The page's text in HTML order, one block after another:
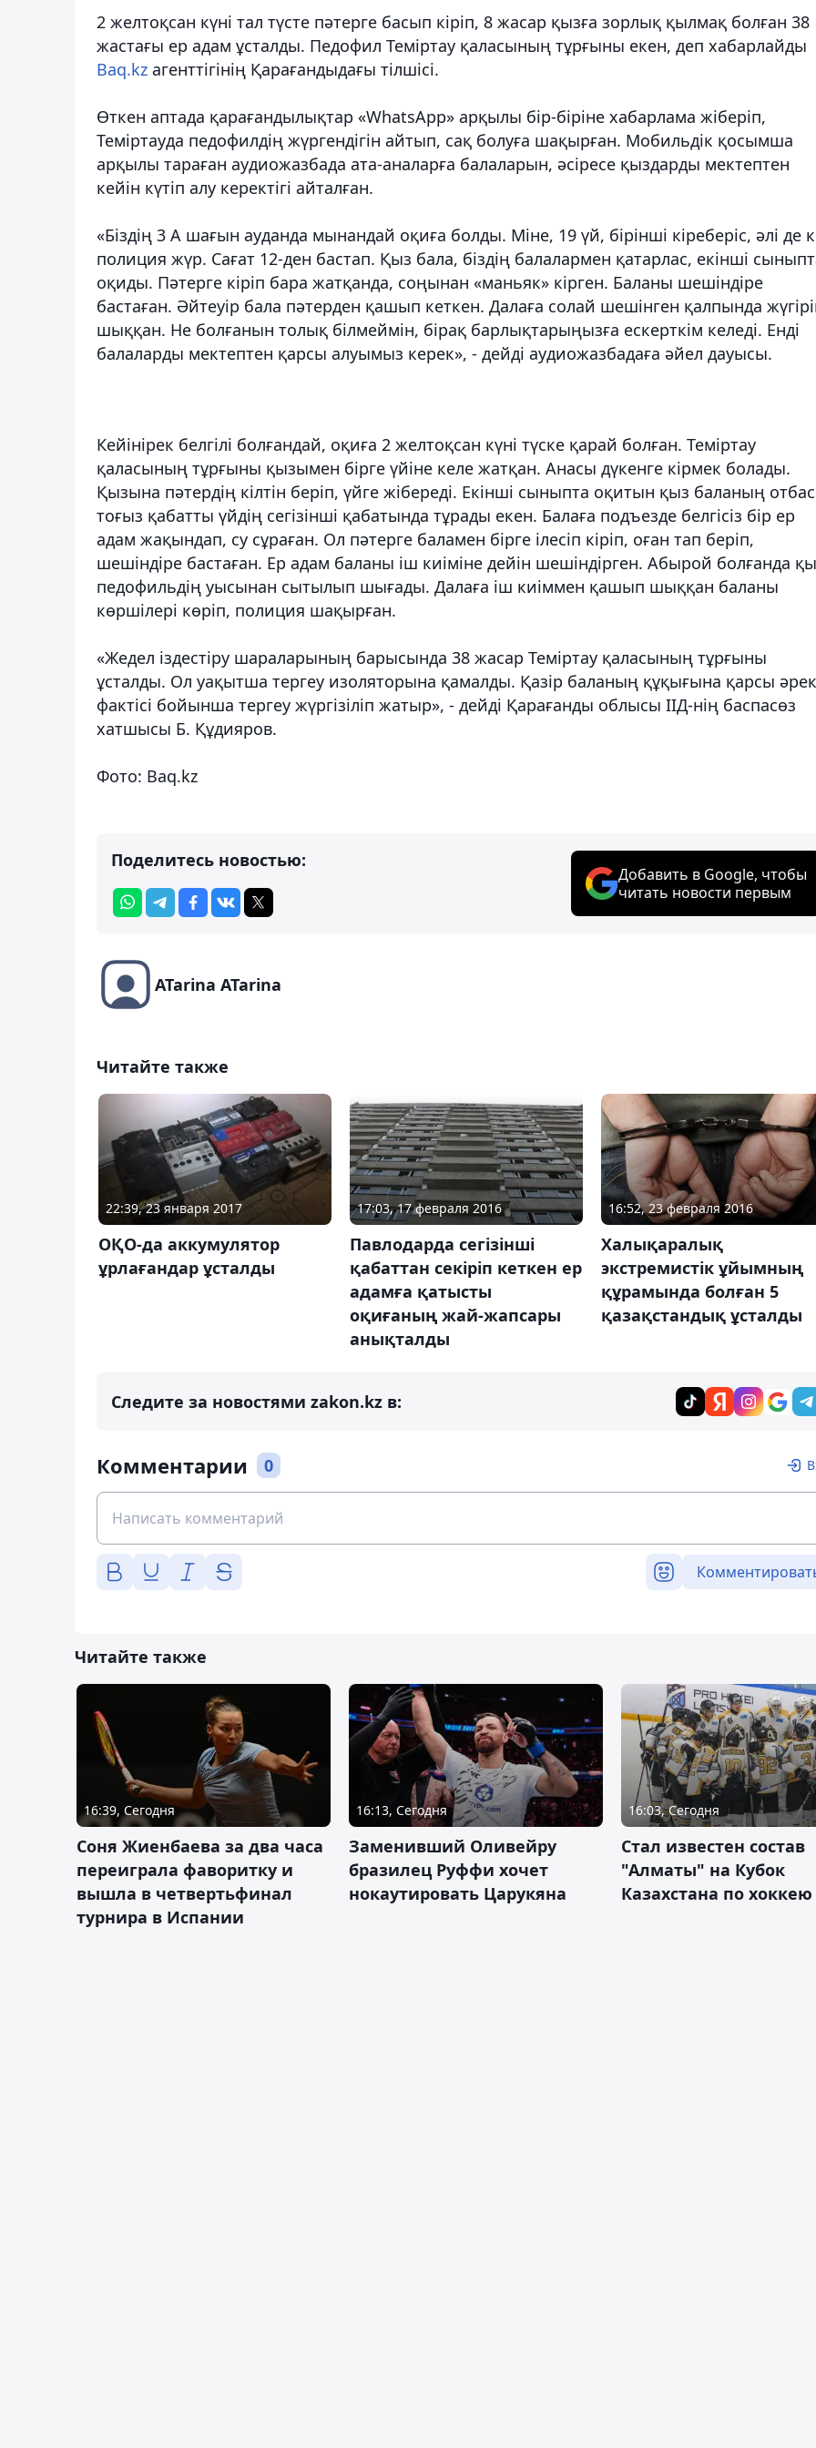
2 желтоқсан күні тал түсте пәтерге басып кіріп, 8 жасар қызға зорлық қылмақ болған 38
жастағы ер адам ұсталды. Педофил Теміртау қаласының тұрғыны екен, деп хабарлайды
Baq.kz агенттігінің Қарағандыдағы тілшісі.
Өткен аптада қарағандылықтар «WhatsApp» арқылы бір-біріне хабарлама жіберіп,
Теміртауда педофилдің жүргендігін айтып, сақ болуға шақырған. Мобильдік қосымша
арқылы тараған аудиожазбада ата-аналарға балаларын, әсіресе қыздарды мектептен
кейін күтіп алу керектігі айталған.
«Біздің 3 А шағын ауданда мынандай оқиға болды. Міне, 19 үй, бірінші кіреберіс, әлі де
полиция жүр. Сағат 12-ден бастап. Қыз бала, біздің балалармен қатарлас, екінші
оқиды. Пәтерге кіріп бара жатқанда, соңынан «маньяк» кірген. Баланы шешіндіре
бастаған. Әйтеуір бала пәтерден қашып кеткен. Далаға солай шешінген қалпында
шыққан. Не болғанын толық білмеймін, бірақ барлықтарыңызға ескерткім келеді. Енді
балаларды мектептен қарсы алуымыз керек», - дейді аудиожазбадаға әйел дауысы.
Кейінірек белгілі болғандай, оқиға 2 желтоқсан күні түске қарай болған. Теміртау
қаласының тұрғыны қызымен бірге үйіне келе жатқан. Анасы дүкенге кірмек болады.
Қызына пәтердің кілтін беріп, үйге жібереді. Екінші сыныпта оқитын қыз баланың
тоғыз қабатты үйдің сегізінші қабатында тұрады екен. Балаға подъезде белгісіз бір ер
адам жақындап, су сұраған. Ол пәтерге баламен бірге ілесіп кіріп, оған тап беріп,
шешіндіре бастаған. Ер адам баланы іш киіміне дейін шешіндірген. Абырой болғанда
педофильдің уысынан сытылып шығады. Далаға іш киіммен қашып шыққан баланы
көршілері көріп, полиция шақырған.
«Жедел іздестіру шараларының барысында 38 жасар Теміртау қаласының тұрғыны
ұсталды. Ол уақытша тергеу изоляторына қамалды. Қазір баланың құқығына қарсы
фактісі бойынша тергеу жүргізіліп жатыр», - дейді Қарағанды облысы ІІД-нің баспасөз
хатшысы Б. Құдияров.
Фото: Baq.kz
Поделитесь новостью:
Добавить в Google, чтобы
читать новости первым
ATarina ATarina
Читайте также
22:39, 23 января 2017
ОҚО-да аккумулятор
ұрлағандар ұсталды
17:03, 17 февраля 2016
Павлодарда сегізінші
қабаттан секіріп кеткен ер
адамға қатысты
оқиғаның жай-жапсары
анықталды
16:52, 23 февраля 2016
Халықаралық
экстремистік ұйымның
құрамында болған 5
қазақстандық ұсталды
Следите за новостями zakon.kz в:
Комментарии 0
Читайте также
16:39, Сегодня
Соня Жиенбаева за два часа
переиграла фаворитку и
вышла в четвертьфинал
турнира в Испании
16:13, Сегодня
Заменивший Оливейру
бразилец Руффи хочет
нокаутировать Царукяна
16:03, Сегодня
Стал известен состав
"Алматы" на Кубок
Казахстана по хоккею